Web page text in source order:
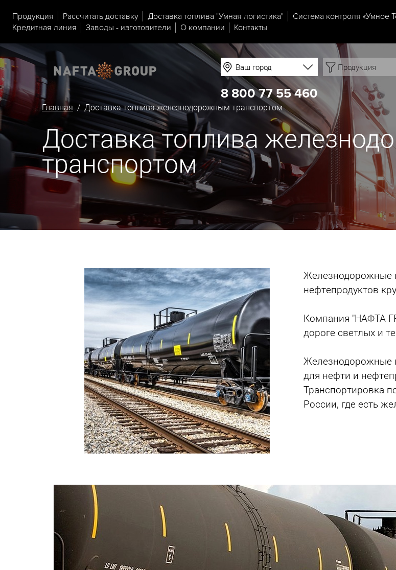
Продукция Рассчитать доставку Доставка топлива "Умная логистика" Система контроля «Умное
Кредитная линия
Заводы - изготовители О компании Контакты
Ваш город Продукция
8 800 77 55 460
Главная / Доставка топлива железнодорожным транспортом
Доставка топлива
транспортом
Железнодорожные
нефтепродуктов
Компания "НАФТА
дороге светлых и
Железнодорожные
для нефти и
Транспортировка
России, где есть